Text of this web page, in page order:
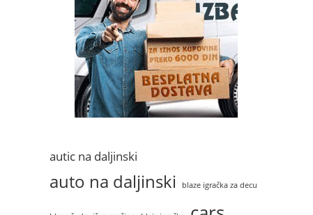
autic na daljinski
auto na daljinski blaze igračka za decu